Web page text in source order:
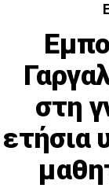
στη
ετήσια